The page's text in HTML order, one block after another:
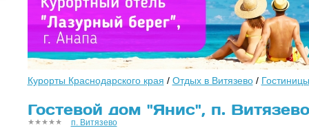
Курорты Краснодарского края / Отдых в Витязево/
Гостевой дом "Янис", п. Витязево
п. Витязево